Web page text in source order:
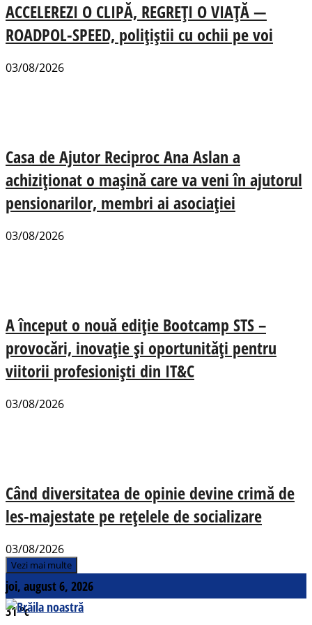
ACCELEREZI O CLIPĂ, REGREȚI O VIAȚĂ —
ROADPOL-SPEED, polițiștii cu ochii pe voi
03/08/2026
Casa de Ajutor Reciproc Ana Aslan a
achiziționat o mașină care va veni în ajutorul
pensionarilor, membri ai asociației
03/08/2026
A început o nouă ediție Bootcamp STS –
provocări, inovație și oportunități pentru
viitorii profesioniști din IT&C
03/08/2026
Când diversitatea de opinie devine crimă de
les-majestate pe rețelele de socializare
03/08/2026
Vezi mai multe
joi, august 6, 2026
31°c